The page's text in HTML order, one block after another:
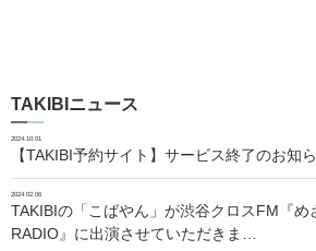
TAKIBIニュース
2024.10.01
【TAKIBI予約サイト】サービス終了のお知
2024.02.06
TAKIBIの「こばやん」が渋谷クロスFM『め
RADIO』に出演させていただきま…